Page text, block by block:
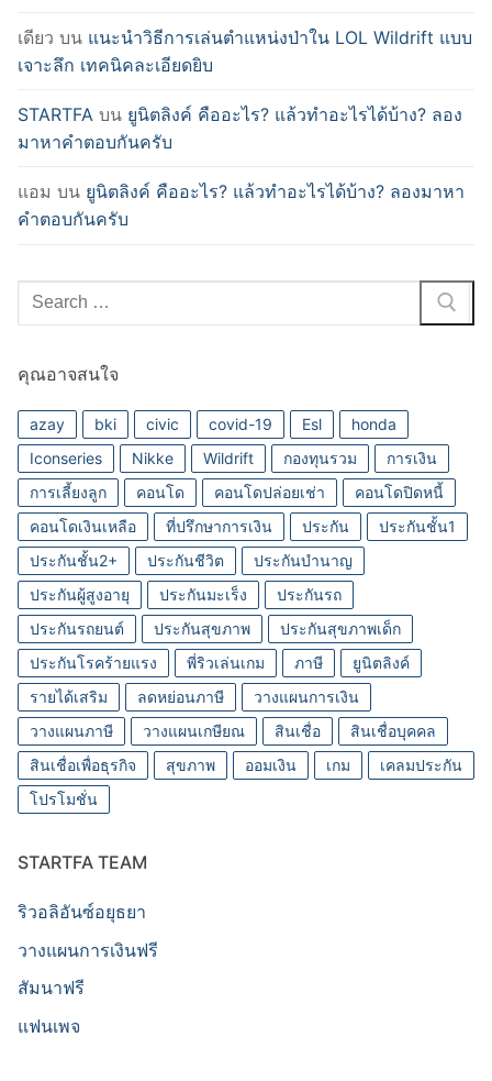
เดียว บน แนะนำวิธีการเล่นตำแหน่งป่าใน LOL Wildrift แบบ
เจาะลึก เทคนิคละเอียดยิบ
STARTFA บน ยูนิตลิงค์ คืออะไร? แล้วทำอะไรได้บ้าง? ลอง
มาหาคำตอบกันครับ
แอม บน ยูนิตลิงค์ คืออะไร? แล้วทำอะไรได้บ้าง? ลองมาหา
คำตอบกันครับ
Search
for:
คุณอาจสนใจ
azay bki civic covid-19 Esl
honda
Iconseries
Nikke Wildrift กองทุนรวม
การเงิน
การเลี้ยงลูก
คอนโด คอนโดปล่อยเช่า
คอนโดปิดหนี้
คอนโดเงินเหลือ
ที่ปรึกษาการเงิน ประกัน
ประกันชั้น1
ประกันชั้น2+
ประกันชีวิต
ประกันบำนาญ
ประกันผู้สูงอายุ
ประกันมะเร็ง
ประกันรถ
ประกันรถยนต์
ประกันสุขภาพ
ประกันสุขภาพเด็ก
ประกันโรคร้ายแรง
พี่ริวเล่นเกม ภาษี
ยูนิตลิงค์
รายได้เสริม
ลดหย่อนภาษี
วางแผนการเงิน
วางแผนภาษี
วางแผนเกษียณ สินเชื่อ
สินเชื่อบุคคล
สินเชื่อเพื่อธุรกิจ
สุขภาพ ออมเงิน เกม
เคลมประกัน
โปรโมชั่น
STARTFA TEAM
ริวอลิอันซ์อยุธยา
วางแผนการเงินฟรี
สัมนาฟรี
แฟนเพจ